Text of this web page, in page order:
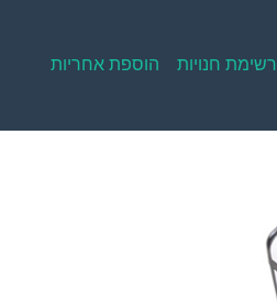
רשימת חנויות הוספת אחריות